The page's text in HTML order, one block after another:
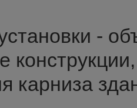
-
карниза